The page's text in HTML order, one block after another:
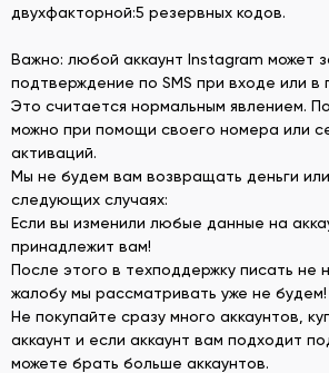
двухфакторной:5 резервных кодов.
Важно: любой аккаунт Instagram может
подтверждение по SMS при входе или
Это считается нормальным явлением.
можно при помощи своего номера или
активаций.
Мы не будем вам возвращать деньги
следующих случаях:
Если вы изменили любые данные на
принадлежит вам!
После этого в техподдержку писать не
жалобу мы рассматривать уже не будем!
Не покупайте сразу много аккаунтов,
аккаунт и если аккаунт вам подходит
можете брать больше аккаунтов.